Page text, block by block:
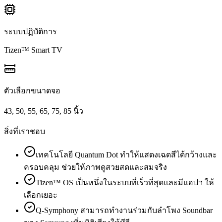
ระบบปฏิบัติการ
Tizen™ Smart TV
ตัวเลือกขนาดจอ
43, 50, 55, 65, 75, 85 นิ้ว
สิ่งที่เราชอบ
เทคโนโลยี Quantum Dot ทำให้แสดงเฉดสีได้กว้างและ
ครอบคลุม ช่วยให้ภาพดูสวยสดและสมจริง
Tizen™ OS เป็นหนึ่งในระบบที่เร็วที่สุดและมีแอปฯ ให้
เลือกเยอะ
Q-Symphony สามารถทำงานร่วมกับลำโพง Soundbar